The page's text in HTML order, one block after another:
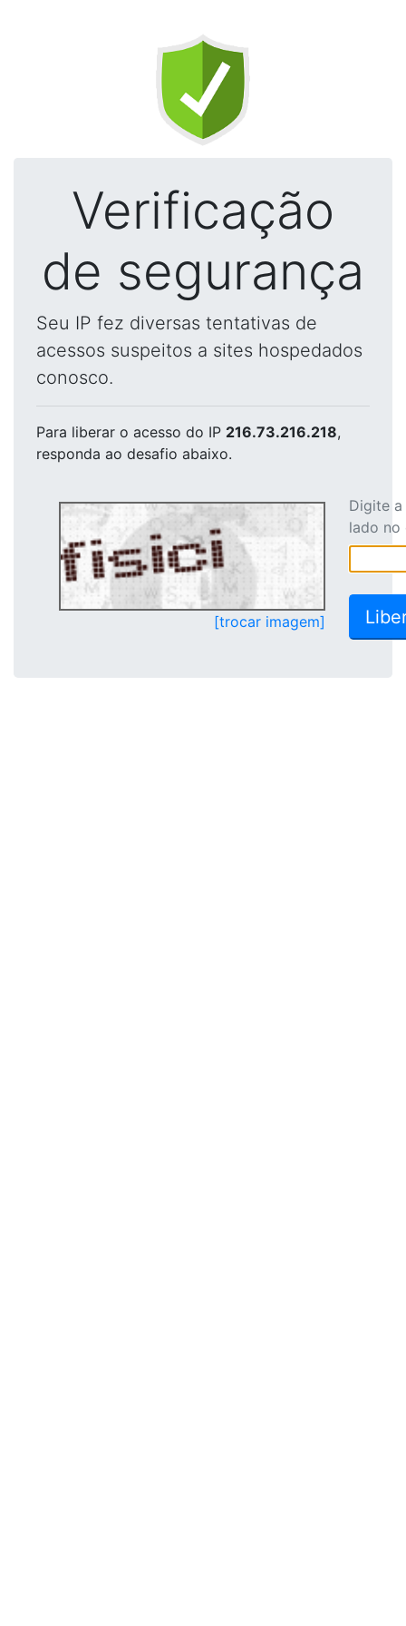
Verificação
de segurança
Seu IP fez diversas tentativas de
acessos suspeitos a sites hospedados
conosco.
Para liberar o acesso do IP 216.73.216.218,
responda ao desafio abaixo.
[trocar imagem]
Digite
lado no